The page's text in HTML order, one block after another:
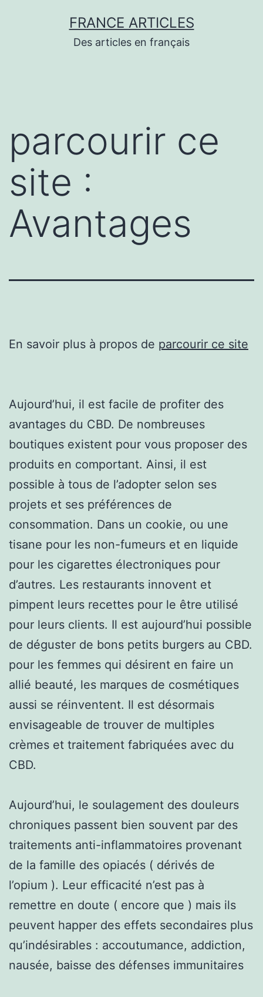
FRANCE ARTICLES
Des articles en français
parcourir ce
site :
Avantages
En savoir plus à propos de parcourir ce site
Aujourd’hui, il est facile de profiter des
avantages du CBD. De nombreuses
boutiques existent pour vous proposer des
produits en comportant. Ainsi, il est
possible à tous de l’adopter selon ses
projets et ses préférences de
consommation. Dans un cookie, ou une
tisane pour les non-fumeurs et en liquide
pour les cigarettes électroniques pour
d’autres. Les restaurants innovent et
pimpent leurs recettes pour le être utilisé
pour leurs clients. Il est aujourd’hui possible
de déguster de bons petits burgers au CBD.
pour les femmes qui désirent en faire un
allié beauté, les marques de cosmétiques
aussi se réinventent. Il est désormais
envisageable de trouver de multiples
crèmes et traitement fabriquées avec du
CBD.
Aujourd’hui, le soulagement des douleurs
chroniques passent bien souvent par des
traitements anti-inflammatoires provenant
de la famille des opiacés ( dérivés de
l’opium ). Leur efficacité n’est pas à
remettre en doute ( encore que ) mais ils
peuvent happer des effets secondaires plus
qu’indésirables : accoutumance, addiction,
nausée, baisse des défenses immunitaires